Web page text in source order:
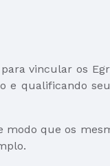
vincular os
e qualificando
modo que os